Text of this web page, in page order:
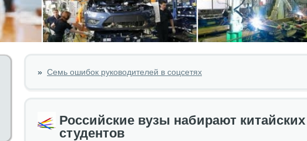
» Семь ошибок руководителей в соцсетях
Российские вузы набирают китайских
студентов